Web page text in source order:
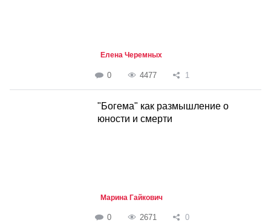
Елена Черемных
0 4477 1
"Богема" как размышление о
юности и смерти
Марина Гайкович
0 2671 0